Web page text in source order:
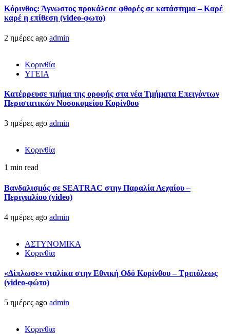
Κόρινθος: Άγνωστος προκάλεσε φθορές σε κατάστημα – Καρέ
καρέ η επίθεση (video-φωτο)
2 ημέρες ago admin
Κορινθία
ΥΓΕΙΑ
Kατέρρευσε τμήμα της οροφής στα νέα Τμήματα Επειγόντων
Περιστατικών Νοσοκομείου Κορίνθου
3 ημέρες ago admin
Κορινθία
1 min read
Βανδαλισμός σε SEATRAC στην Παραλία Λεχαίου –
Περιγιαλίου (video)
4 ημέρες ago admin
ΑΣΤΥΝΟΜΙΚΑ
Κορινθία
«Δίπλωσε» νταλίκα στην Εθνική Oδό Κορίνθου – Τριπόλεως
(video-φώτο)
5 ημέρες ago admin
Κορινθία